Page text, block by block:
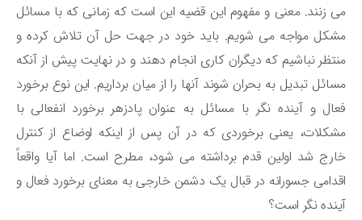
زنند. معنی و مفهوم این قضیه این است که زمانی که با مسائل
مواجه می شویم. باید خود در جهت حل آن تلاش کرده و
نباشیم که دیگران کاری انجام دهند و در نهایت پیش از آنکه
تبدیل به بحران شوند آنها را از میان برداریم. این نوع برخورد
و آینده نگر با مسائل به عنوان پادزهر برخورد انفعالی با
یعنی برخوردی که در آن پس از اینکه اوضاع از کنترل
شد اولین قدم برداشته می شود، مطرح است. اما آیا واقعاً
جسورانه در قبال یک دشمن خارجی به معنای برخورد فعال و
نگر است؟